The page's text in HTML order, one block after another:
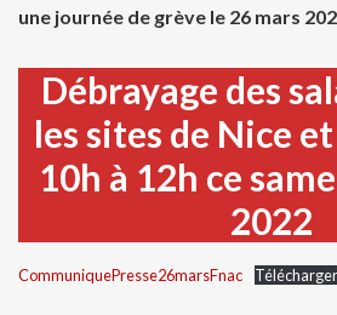
une journée de grève le 26 mars
Débrayage des
les sites de Nice
10h à 12h ce
2022
CommuniquePresse26marsFnac Télécharger